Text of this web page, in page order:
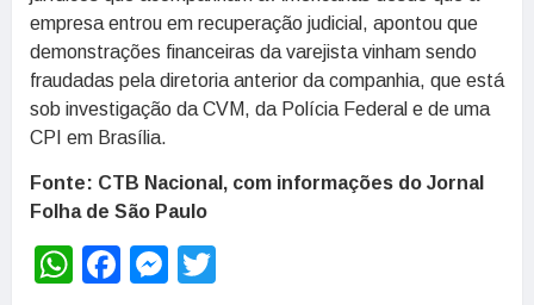
empresa entrou em recuperação judicial, apontou que
demonstrações financeiras da varejista vinham sendo
fraudadas pela diretoria anterior da companhia, que está
sob investigação da CVM, da Polícia Federal e de uma
CPI em Brasília.
Fonte: CTB Nacional, com informações do Jornal
Folha de São Paulo
WhatsApp
Facebook
Messenger